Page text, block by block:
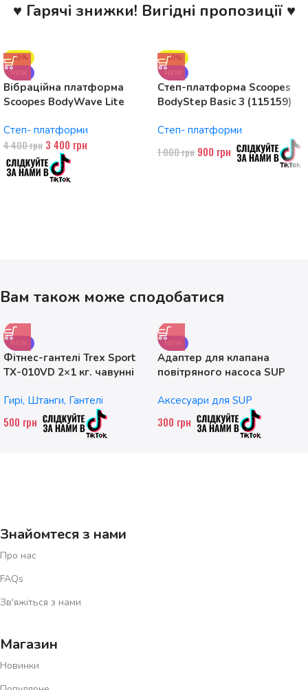
♥ Гарячі знижки! Вигідні пропозиції ♥
-23%
NEW
Вібраційна платформа
Scoopes BodyWave Lite
Степ- платформи
4 400грн 3 400 грн
-10%
NEW
Степ-платформа Scoopes
BodyStep Basic 3 (115159)
рівні
Степ- платформи
1 000грн 900 грн
Вам також може сподобатися
NEW
Фітнес-гантелі Trex Sport
TX-010VD 2×1 кг. чавунні
Гирі, Штанги, Гантелі
500 грн
NEW
Адаптер для клапана
повітряного насоса SUP
Аксесуари для SUP
300 грн
Знайомтеся з нами
Про нас
FAQs
Зв'яжіться з нами
Магазин
Новинки